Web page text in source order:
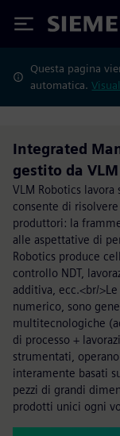
Siemens
Questa pagina
automatica.
Integrated
gestito da
VLM Robotics
consente di
produttori: la
alle aspettative di
Robotics produce
controllo NDT,
additiva, ecc.<br/
numerico, sono
multitecnologiche
di processo +
strumentati,
interamente basati
pezzi di grandi
prodotti unici ogni